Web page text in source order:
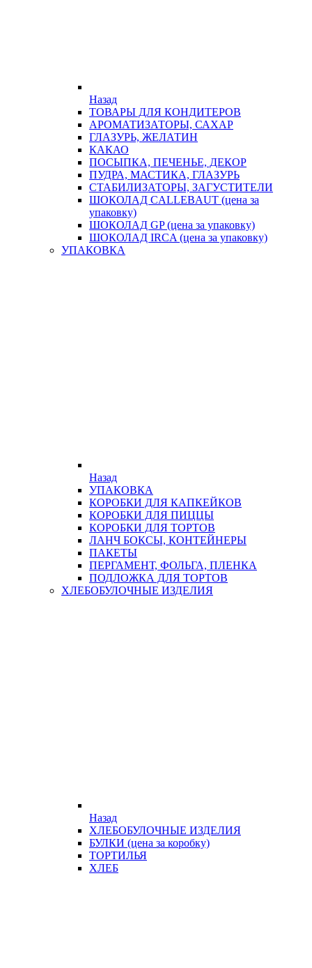
Назад
ТОВАРЫ ДЛЯ КОНДИТЕРОВ
АРОМАТИЗАТОРЫ, САХАР
ГЛАЗУРЬ, ЖЕЛАТИН
КАКАО
ПОСЫПКА, ПЕЧЕНЬЕ, ДЕКОР
ПУДРА, МАСТИКА, ГЛАЗУРЬ
СТАБИЛИЗАТОРЫ, ЗАГУСТИТЕЛИ
ШОКОЛАД CALLEBAUT (цена за
упаковку)
ШОКОЛАД GP (цена за упаковку)
ШОКОЛАД IRCA (цена за упаковку)
УПАКОВКА
Назад
УПАКОВКА
КОРОБКИ ДЛЯ КАПКЕЙКОВ
КОРОБКИ ДЛЯ ПИЦЦЫ
КОРОБКИ ДЛЯ ТОРТОВ
ЛАНЧ БОКСЫ, КОНТЕЙНЕРЫ
ПАКЕТЫ
ПЕРГАМЕНТ, ФОЛЬГА, ПЛЕНКА
ПОДЛОЖКА ДЛЯ ТОРТОВ
ХЛЕБОБУЛОЧНЫЕ ИЗДЕЛИЯ
Назад
ХЛЕБОБУЛОЧНЫЕ ИЗДЕЛИЯ
БУЛКИ (цена за коробку)
ТОРТИЛЬЯ
ХЛЕБ